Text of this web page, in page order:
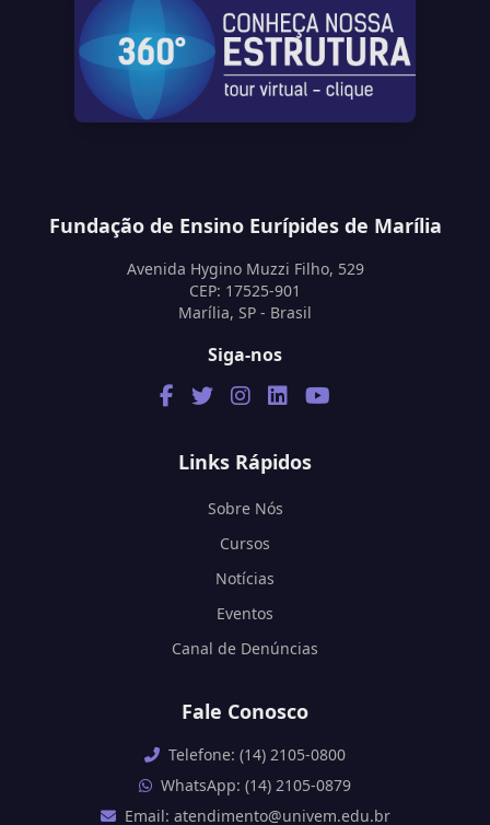
Fundação de Ensino Eurípides de Marília
Avenida Hygino Muzzi Filho, 529
CEP: 17525-901
Marília, SP - Brasil
Siga-nos
Links Rápidos
Sobre Nós
Cursos
Notícias
Eventos
Canal de Denúncias
Fale Conosco
Telefone: (14) 2105-0800
WhatsApp: (14) 2105-0879
Email: atendimento@univem.edu.br